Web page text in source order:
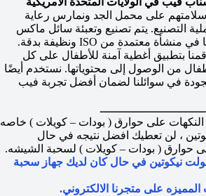
على محمل الجد ونمارس رعاية
التصنيع. يتم تصنيع وتعبئة سائل ماكس
VG الإلكتروني الخاص بنا في منشأة معتمدة من ISO ونظيفة بدقة.
بتطبيق أغطية آمنة للأطفال على كل
من الوصول إلى محتوياتها. نستخدم أيضًا
في سوائلنا لضمان أفضل تجربة فيب
النكهات على حوارق ( بودات – كويلات ) خاصه
، لن تعطيك افضل نتيجه في حال
حوارق ( بودات – كويلات ) لسحبة الشيشه.
نيكوتين في حال كان لديك جهاز سحبة
على متجرنا الالكتروني.